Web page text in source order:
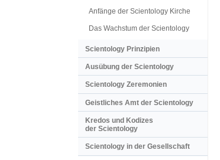
Anfänge der Scientology Kirche
Das Wachstum der Scientology
Scientology Prinzipien
Ausübung der Scientology
Scientology Zeremonien
Geistliches Amt der Scientology
Kredos und Kodizes
der Scientology
Scientology in der Gesellschaft